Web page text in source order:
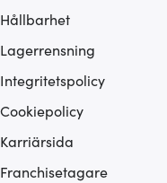
Hållbarhet
Lagerrensning
Integritetspolicy
Cookiepolicy
Karriärsida
Franchisetagare